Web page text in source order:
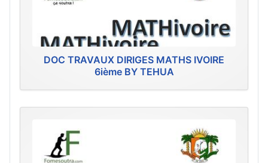
DOC TRAVAUX DIRIGES MATHS IVOIRE
6ième BY TEHUA